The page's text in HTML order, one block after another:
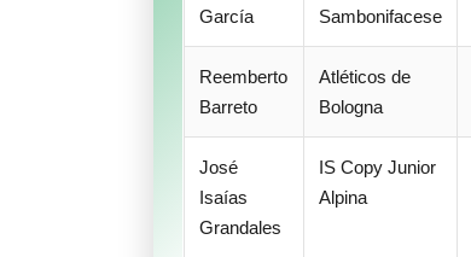
García
Sambonifacese
Reemberto
Barreto
Atléticos de
Bologna
José
Isaías
Grandales
IS Copy Junior
Alpina